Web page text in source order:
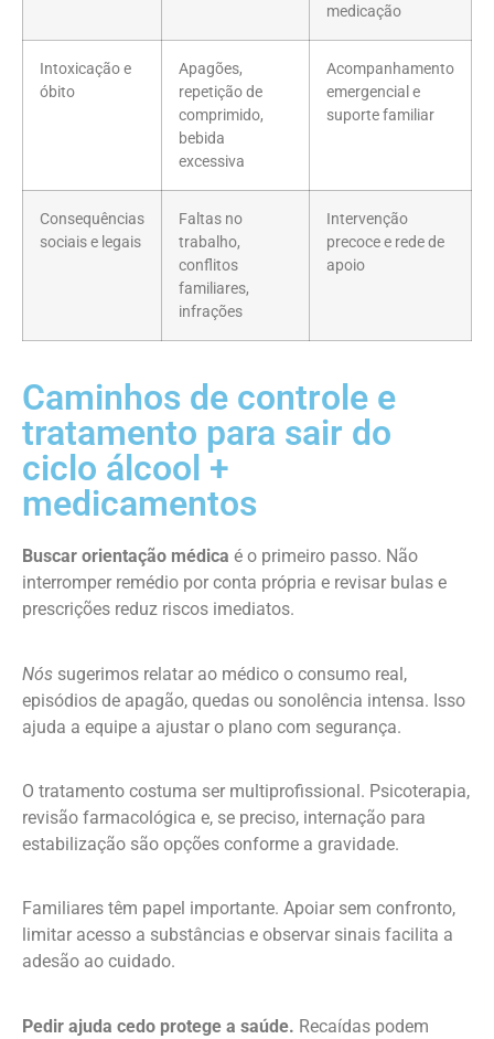
medicação
Intoxicação e
óbito
Apagões,
repetição de
comprimido,
bebida
excessiva
Acompanhamento
emergencial e
suporte familiar
Consequências
sociais e legais
Faltas no
trabalho,
conflitos
familiares,
infrações
Intervenção
precoce e rede de
apoio
Caminhos de controle e
tratamento para sair do
ciclo álcool +
medicamentos
Buscar orientação médica é o primeiro passo. Não
interromper remédio por conta própria e revisar bulas e
prescrições reduz riscos imediatos.
Nós sugerimos relatar ao médico o consumo real,
episódios de apagão, quedas ou sonolência intensa. Isso
ajuda a equipe a ajustar o plano com segurança.
O tratamento costuma ser multiprofissional. Psicoterapia,
revisão farmacológica e, se preciso, internação para
estabilização são opções conforme a gravidade.
Familiares têm papel importante. Apoiar sem confronto,
limitar acesso a substâncias e observar sinais facilita a
adesão ao cuidado.
Pedir ajuda cedo protege a saúde. Recaídas podem